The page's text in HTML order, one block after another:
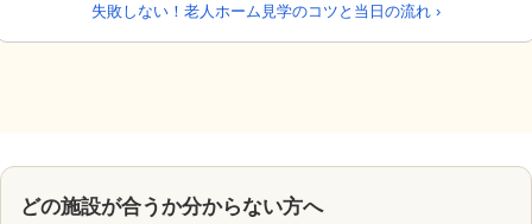
失敗しない！老人ホーム見学のコツと当日の流れ ›
どの施設が合うか分からない方へ